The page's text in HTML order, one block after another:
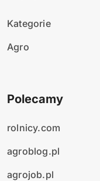
Kategorie
Agro
Polecamy
rolnicy.com
agroblog.pl
agrojob.pl